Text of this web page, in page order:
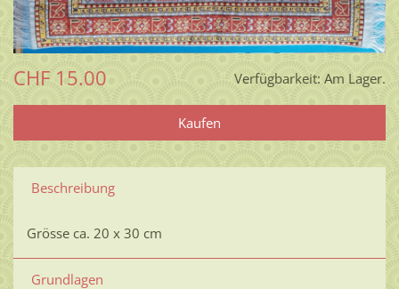
Verfügbarkeit: Am Lager.
CHF 15.00
Beschreibung
Grösse ca. 20 x 30 cm
Grundlagen